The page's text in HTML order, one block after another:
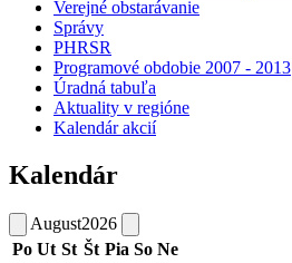
Verejné obstarávanie
Správy
PHRSR
Programové obdobie 2007 - 2013
Úradná tabuľa
Aktuality v regióne
Kalendár akcií
Kalendár
August2026
Po Ut St Št Pia So Ne